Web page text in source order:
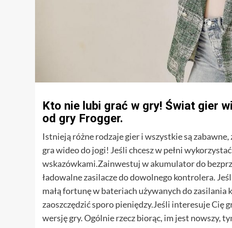
Kto nie lubi grać w gry! Świat gier
od gry Frogger.
Istnieją różne rodzaje gier i wszystkie są
gra wideo do jogi! Jeśli chcesz w pełni
wskazówkami.Zainwestuj w akumulator do
ładowalne zasilacze do dowolnego kontrolera.
małą fortunę w bateriach używanych do
zaoszczędzić sporo pieniędzy.Jeśli interesuje Cię
wersję gry. Ogólnie rzecz biorąc, im jest nowszy,